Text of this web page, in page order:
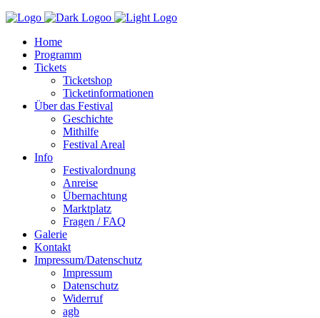
Home
Programm
Tickets
Ticketshop
Ticketinformationen
Über das Festival
Geschichte
Mithilfe
Festival Areal
Info
Festivalordnung
Anreise
Übernachtung
Marktplatz
Fragen / FAQ
Galerie
Kontakt
Impressum/Datenschutz
Impressum
Datenschutz
Widerruf
agb